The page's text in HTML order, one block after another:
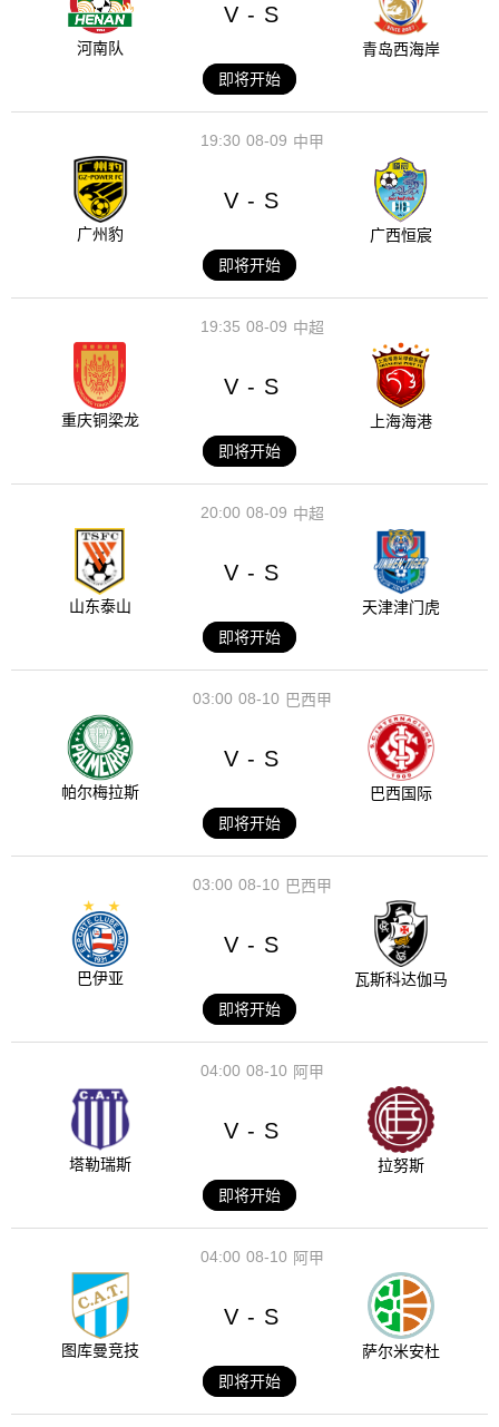
河南队
V - S
青岛西海岸
即将开始
08-09
19:30 中甲
广州豹
V - S
广西恒宸
即将开始
08-09
19:35 中超
重庆铜梁龙
V - S
上海海港
即将开始
08-09
20:00 中超
山东泰山
V - S
天津津门虎
即将开始
08-10
03:00 巴西甲
帕尔梅拉斯
V - S
巴西国际
即将开始
08-10
03:00 巴西甲
巴伊亚
V - S
瓦斯科达伽马
即将开始
08-10
04:00 阿甲
塔勒瑞斯
V - S
拉努斯
即将开始
08-10
04:00 阿甲
图库曼竞技
V - S
萨尔米安杜
即将开始